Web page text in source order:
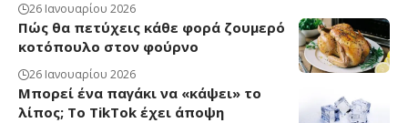
26 Ιανουαρίου 2026
Πώς θα πετύχεις κάθε φορά ζουμερό
κοτόπουλο στον φούρνο
26 Ιανουαρίου 2026
Μπορεί ένα παγάκι να «κάψει» το
λίπος; Το TikTok έχει άποψη